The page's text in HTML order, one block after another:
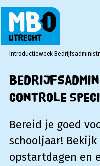
MBO Utrecht
Introductieweek
controle
Bereid je goed
schooljaar!
opstartdagen en